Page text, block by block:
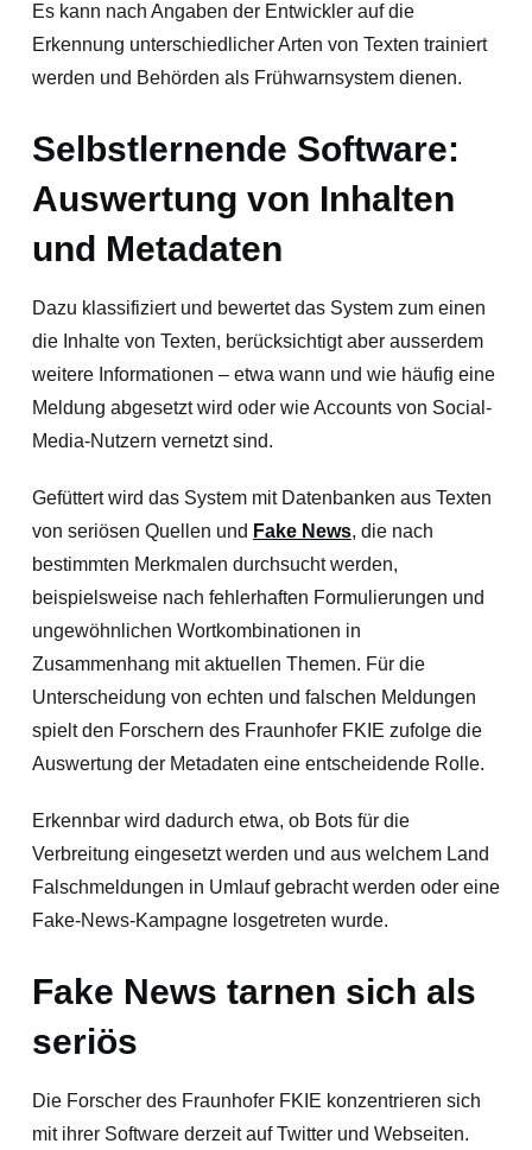
Es kann nach Angaben der Entwickler auf die
Erkennung unterschiedlicher Arten von Texten trainiert
werden und Behörden als Frühwarnsystem dienen.
Selbstlernende Software:
Auswertung von Inhalten
und Metadaten
Dazu klassifiziert und bewertet das System zum einen
die Inhalte von Texten, berücksichtigt aber ausserdem
weitere Informationen – etwa wann und wie häufig eine
Meldung abgesetzt wird oder wie Accounts von Social-
Media-Nutzern vernetzt sind.
Gefüttert wird das System mit Datenbanken aus Texten
von seriösen Quellen und Fake News, die nach
bestimmten Merkmalen durchsucht werden,
beispielsweise nach fehlerhaften Formulierungen und
ungewöhnlichen Wortkombinationen in
Zusammenhang mit aktuellen Themen. Für die
Unterscheidung von echten und falschen Meldungen
spielt den Forschern des Fraunhofer FKIE zufolge die
Auswertung der Metadaten eine entscheidende Rolle.
Erkennbar wird dadurch etwa, ob Bots für die
Verbreitung eingesetzt werden und aus welchem Land
Falschmeldungen in Umlauf gebracht werden oder eine
Fake-News-Kampagne losgetreten wurde.
Fake News tarnen sich als
seriös
Die Forscher des Fraunhofer FKIE konzentrieren sich
mit ihrer Software derzeit auf Twitter und Webseiten.